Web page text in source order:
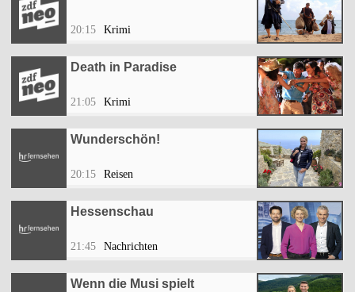
20:15 Krimi
Death in Paradise
21:05 Krimi
Wunderschön!
20:15 Reisen
Hessenschau
21:45 Nachrichten
Wenn die Musi spielt